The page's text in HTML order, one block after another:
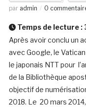
par admin 0
Temps de lecture :
Après avoir conclu un
avec Google, le
le japonais NTT pour
de la Bibliothèque
objectif de
2018. Le 20 mars